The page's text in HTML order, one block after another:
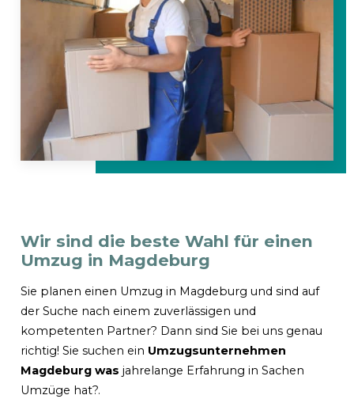
Wir sind die beste Wahl für einen
Umzug in Magdeburg
Sie planen einen Umzug in Magdeburg und sind auf
der Suche nach einem zuverlässigen und
kompetenten Partner? Dann sind Sie bei uns genau
richtig! Sie suchen ein Umzugsunternehmen
Magdeburg was jahrelange Erfahrung in Sachen
Umzüge hat?.